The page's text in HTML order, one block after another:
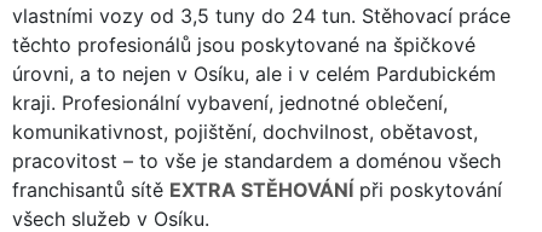
vlastními vozy od 3,5 tuny do 24 tun. Stěhovací práce
těchto profesionálů jsou poskytované na špičkové
úrovni, a to nejen v Osíku, ale i v celém Pardubickém
kraji. Profesionální vybavení, jednotné oblečení,
komunikativnost, pojištění, dochvilnost, obětavost,
pracovitost – to vše je standardem a doménou všech
franchisantů sítě EXTRA STĚHOVÁNÍ při poskytování
všech služeb v Osíku.